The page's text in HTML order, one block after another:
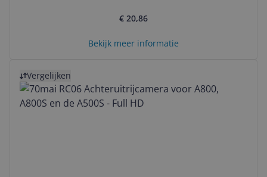
poort (micro-USB)
€ 20,86
Bekijk meer informatie
Vergelijken